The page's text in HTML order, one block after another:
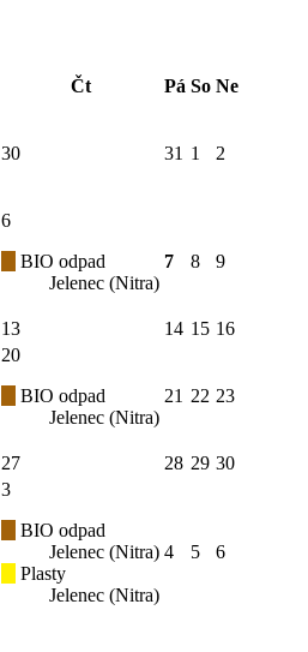
Čt Pá So Ne
30 31 1 2
6
BIO odpad
Jelenec (Nitra)
7 8 9
13 14 15 16
20
BIO odpad
Jelenec (Nitra)
21 22 23
27 28 29 30
3
BIO odpad
Jelenec (Nitra)
Plasty
Jelenec (Nitra)
4 5 6